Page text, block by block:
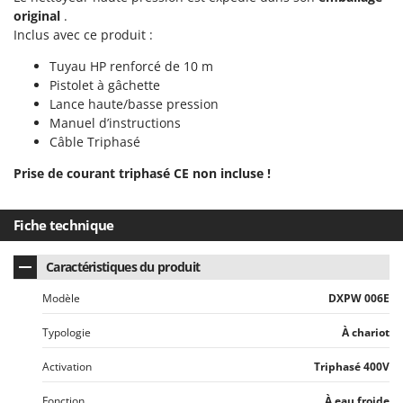
Seven Italy
Shark
Silky
Simatech
Sirman
Skil
Smartwood
Snapper
Solidur
Spice Electronics
Spiralmac
Spring Protezione
Spyro
Stanley
original .
Inclus avec ce produit :
Tuyau HP renforcé de 10 m
Pistolet à gâchette
Lance haute/basse pression
Manuel d’instructions
Câble Triphasé
Prise de courant triphasé CE non incluse !
Fiche technique
Caractéristiques du produit
Modèle DXPW 006E
Typologie À chariot
Activation Triphasé 400V